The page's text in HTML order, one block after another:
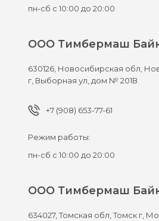
пн-сб с 10:00 до 20:00
ООО Тимбермаш
630126, Новосибирская обл,
г, Выборная ул, дом № 201В
+7 (908) 653-77-61
Режим работы:
пн-сб с 10:00 до 20:00
ООО Тимбермаш
634027,Томская обл, Томск г,